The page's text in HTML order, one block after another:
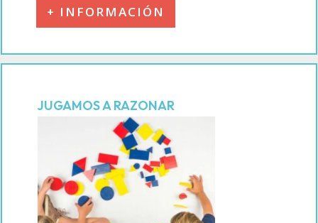
+ INFORMACIÓN
JUGAMOS A RAZONAR